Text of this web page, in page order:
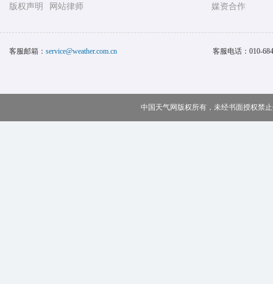
版权声明
网站律师
媒资合作
客服邮箱： service@weather.com.cn 客服电话： 010-
中国天气网版权所有，未经书面授权